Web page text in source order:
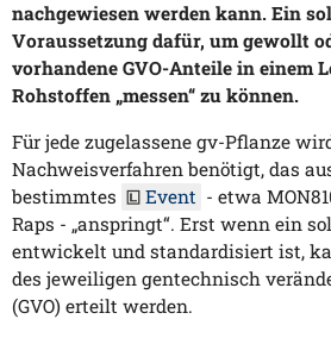
nachgewiesen werden kann. Ein
Voraussetzung dafür, um gewollt
vorhandene GVO-Anteile in einem
Rohstoffen „messen“ zu können.
Für jede zugelassene gv-Pflanze
Nachweisverfahren benötigt, das
bestimmtes
Event - etwa
Raps - „anspringt“. Erst wenn ein
entwickelt und standardisiert ist,
des jeweiligen gentechnisch
(GVO) erteilt werden.